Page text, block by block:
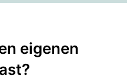
eigenen